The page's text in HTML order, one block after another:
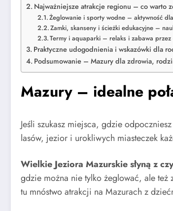
Najważniejsze atrakcje regionu – co warto
Żeglowanie i sporty wodne – aktywność
Zamki, skanseny i ścieżki edukacyjne –
Termy i aquaparki – relaks i zabawa przez
Praktyczne udogodnienia i wskazówki dla
Podsumowanie – Mazury dla zdrowia,
Mazury – idealne
Jeśli szukasz miejsca, gdzie
lasów, jezior i urokliwych miasteczek
Wielkie Jeziora Mazurskie słyną z
gdzie można nie tylko żeglować, ale
tu mnóstwo atrakcji na Mazurach z